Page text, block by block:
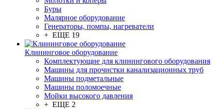
Буры
Малярное оборудование
Генераторы, помпы, нагреватели
+ ЕЩЕ 19
Клининговое оборудование
Комплектующие для клинингового оборудования
Машины для прочистки канализационных труб
Машины подметальные
Машины поломоечные
Мойки высокого давления
+ ЕЩЕ 2